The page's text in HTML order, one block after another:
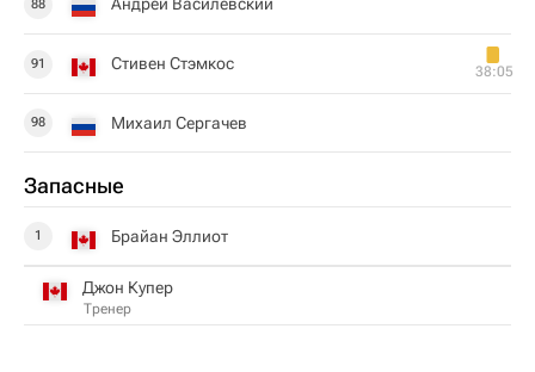
88
91 Стивен Стэмкос 38:05
98 Михаил Сергачев
Запасные
1 Брайан Эллиот
Джон Купер
Тренер